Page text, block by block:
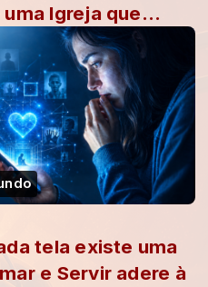
Igreja que
se reerguer
tela existe uma
e Servir adere à